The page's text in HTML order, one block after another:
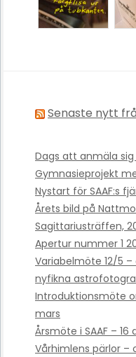
Senaste nytt
Dags att anmäla
Gymnasieprojekt
Nystart för SAAF:s
Årets bild på
Sagittariusträffen,
Apertur nummer 1
Variabelmöte 12/5
nyfikna
Introduktionsmöte
mars
Årsmöte i SAAF – 16
Vårhimlens pärlor –